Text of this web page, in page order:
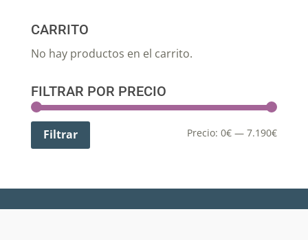
CARRITO
No hay productos en el carrito.
FILTRAR POR PRECIO
Filtrar Precio:0€ —7.190€